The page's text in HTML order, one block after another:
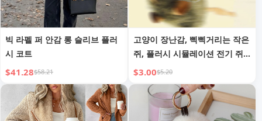
빅 라펠 퍼 안감 롱 슬리브 플러
시 코트
$41.28$58.21
고양이 장난감, 삑삑거리는 작은
쥐, 플러시 시뮬레이션 전기 쥐,
긁힘 방지, 물림 방지, 삑삑거리
는 쥐, 고양이 티저 장난감, 자체
오락
$3.00$5.20